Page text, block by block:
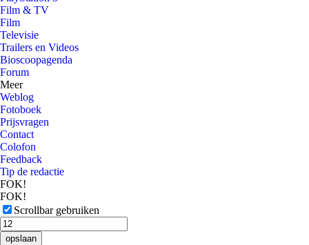
Film & TV
Film
Televisie
Trailers en Videos
Bioscoopagenda
Forum
Meer
Weblog
Fotoboek
Prijsvragen
Contact
Colofon
Feedback
Tip de redactie
FOK!
FOK!
Scrollbar gebruiken
opslaan